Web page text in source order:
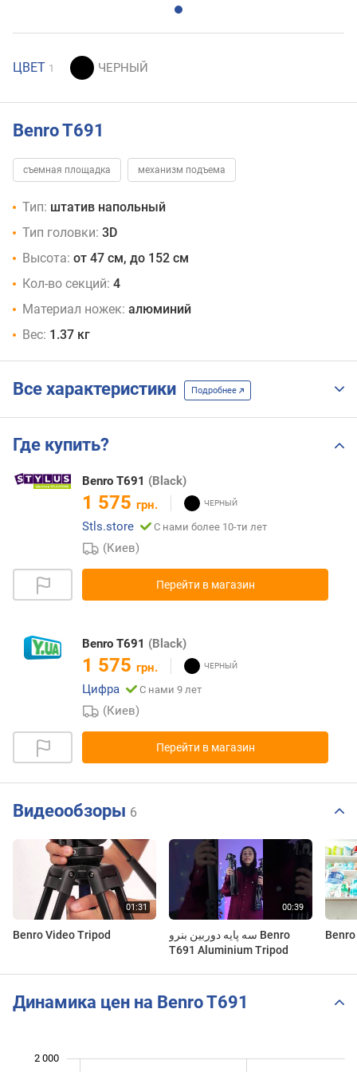
ЦВЕТ 1
Benro T691
съемная площадка механизм подъема
Тип: штатив напольный
Тип головки: 3D
Высота: от 47 см, до 152 см
Кол-во секций: 4
Материал ножек: алюминий
Вес: 1.37 кг
Все характеристики Подробнее
Где купить?
Benro T691 (Black)
1 575 грн.
Stls.store
С нами более 10-ти лет
(Киев)
Перейти в магазин
Benro T691 (Black)
1 575 грн.
Цифра
С нами 9 лет
(Киев)
Перейти в магазин
Видеообзоры 6
Benro Video Tripod
سه پایه دوربین بنرو Benro
T691 Aluminium Tripod
Динамика цен на Benro T691
2 000